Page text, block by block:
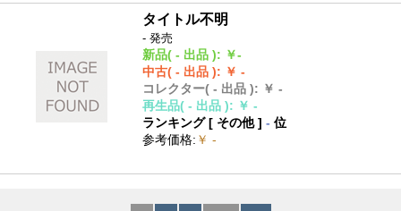
タイトル不明
- 発売
新品( - 出品 ): ￥-
中古( - 出品 ): ￥ -
コレクター( - 出品 ): ￥ -
再生品( - 出品 ): ￥ -
ランキング [ その他]- 位
参考価格: ￥ -